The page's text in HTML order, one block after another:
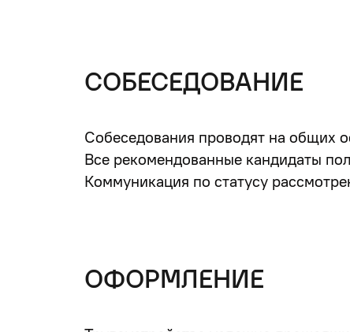
СОБЕСЕДОВАНИЕ
Собеседования проводят на общих
Все рекомендованные кандидаты
Коммуникация по статусу
ОФОРМЛЕНИЕ